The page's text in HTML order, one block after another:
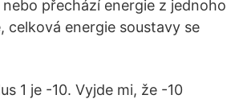
přechází energie z jednoho
celková energie soustavy se
1 je -10. Vyjde mi, že -10